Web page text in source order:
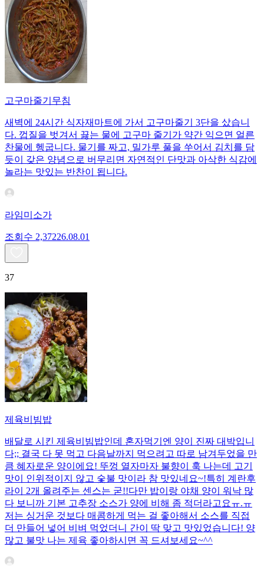
고구마줄기무침
새벽에 24시간 식자재마트에 가서 고구마줄기 3단을 샀습니
다. 껍질을 벗겨서 끓는 물에 고구마 줄기가 약간 익으면 얼른
찬물에 헹굽니다. 물기를 짜고, 밀가루 풀을 쑤어서 김치를 담
듯이 갖은 양념으로 버무리면 자연적인 단맛과 아삭한 식감에
놀라는 맛있는 반찬이 됩니다.
라임미소가
조회수 2,37226.08.01
37
제육비빔밥
배달로 시킨 제육비빔밥인데 혼자먹기엔 양이 진짜 대박입니
다;; 결국 다 못 먹고 다음날까지 먹으려고 따로 남겨두었을 만
큼 혜자로운 양이에요! 뚜껑 열자마자 불향이 훅 나는데 고기
맛이 인위적이지 않고 숯불 맛이라 참 맛있네요~!특히 계란후
라이 2개 올려주는 센스는 굳!! ​다만 밥이랑 야채 양이 워낙 많
다 보니까 기본 고추장 소스가 양에 비해 좀 적더라고요ㅠ.ㅠ
저는 싱거운 것보다 매콤하게 먹는 걸 좋아해서 소스를 직접
더 만들어 넣어 비벼 먹었더니 간이 딱 맞고 맛있었습니다! 양
많고 불맛 나는 제육 좋아하시면 꼭 드셔보세요~^^